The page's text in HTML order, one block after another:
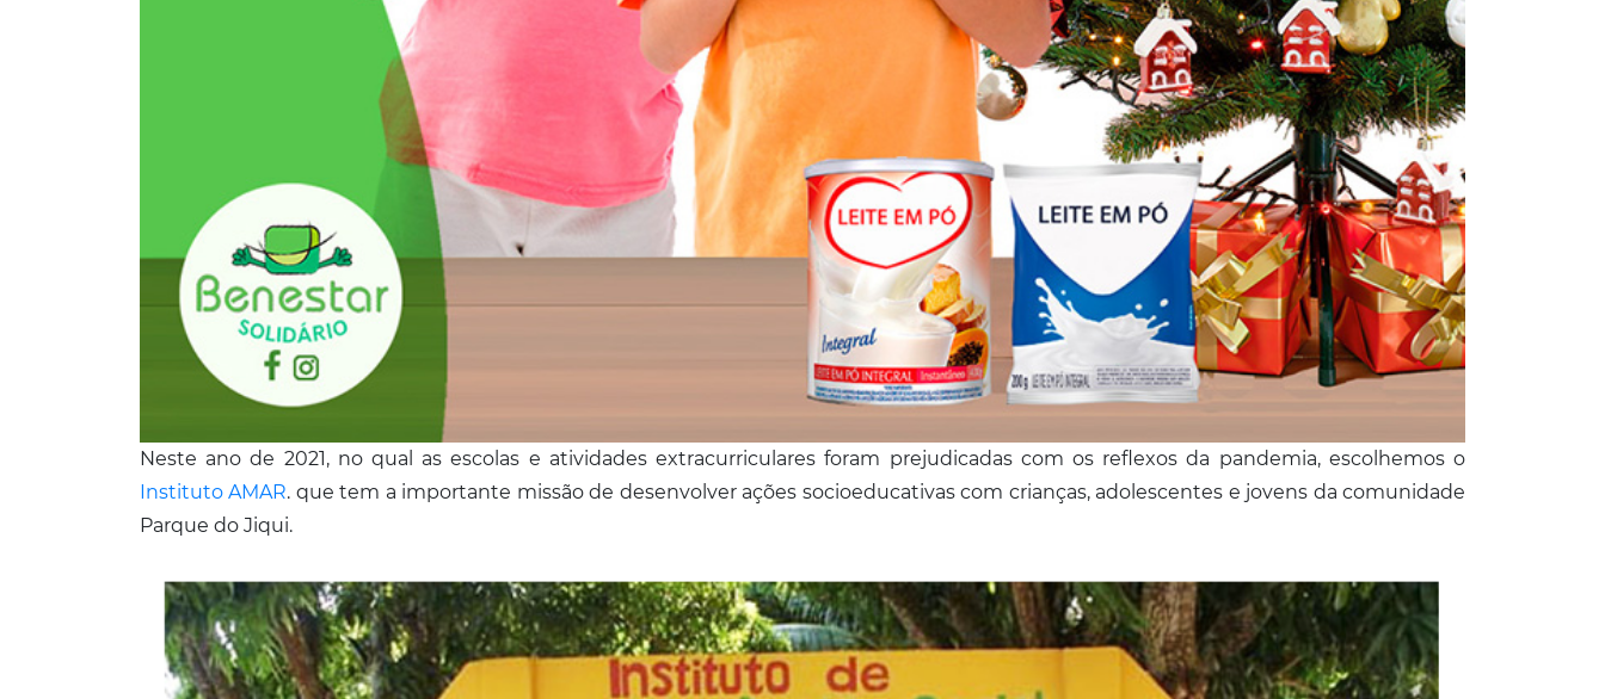
Neste ano de 2021, no qual as escolas e atividades extracurriculares foram prejudicadas com os reflexos da pandemia, escolhemos o
Instituto AMAR. que tem a importante missão de desenvolver ações socioeducativas com crianças, adolescentes e jovens da comunidade
Parque do Jiqui.